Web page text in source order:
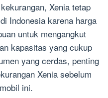
Xenia tetap
Indonesia karena harga
untuk mengangkut
kapasitas yang cukup
yang cerdas, penting
Xenia sebelum
ini.